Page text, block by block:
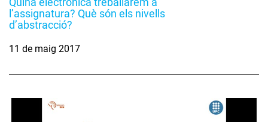
l’assignatura? Què són els nivells
d’abstracció?
11 de maig 2017